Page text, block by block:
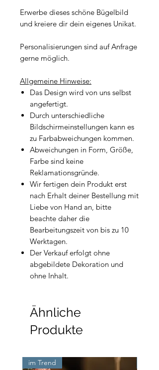
Erwerbe dieses schöne Bügelbild
und kreiere dir dein eigenes Unikat.
Personalisierungen sind auf Anfrage
gerne möglich.
Allgemeine Hinweise:
Das Design wird von uns selbst
angefertigt.
Durch unterschiedliche
Bildschirmeinstellungen kann es
zu Farbabweichungen kommen.
Abweichungen in Form, Größe,
Farbe sind keine
Reklamationsgründe.
Wir fertigen dein Produkt erst
nach Erhalt deiner Bestellung mit
Liebe von Hand an, bitte
beachte daher die
Bearbeitungszeit von bis zu 10
Werktagen.
Der Verkauf erfolgt ohne
abgebildete Dekoration und
ohne Inhalt.
Ähnliche
Produkte
im Trend